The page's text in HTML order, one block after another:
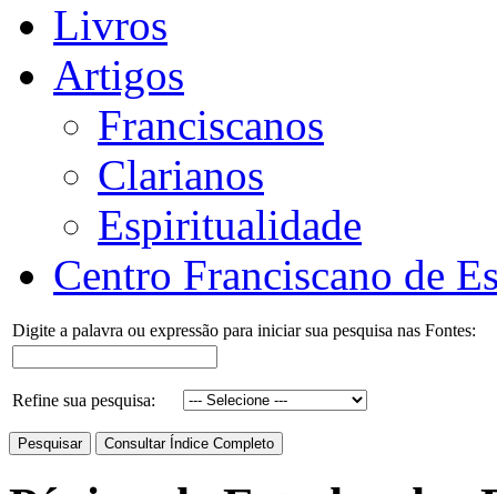
Livros
Artigos
Franciscanos
Clarianos
Espiritualidade
Centro Franciscano de
Digite a palavra ou expressão para iniciar sua pesquisa nas Fontes:
Refine sua pesquisa: